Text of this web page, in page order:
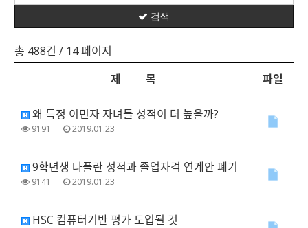
총 488건 / 14 페이지
검색
제 목 파일
왜 특정 이민자 자녀들 성적이 더 높을까?
9191 2019.01.23
9학년생 나플란 성적과 졸업자격 연계안 폐기
9141 2019.01.23
HSC 컴퓨터기반 평가 도입될 것